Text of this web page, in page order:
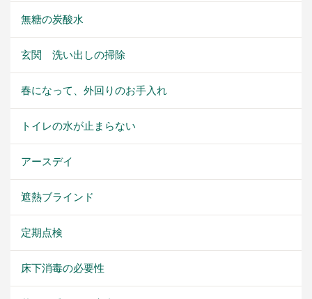
無糖の炭酸水
玄関 洗い出しの掃除
春になって、外回りのお手入れ
トイレの水が止まらない
アースデイ
遮熱ブラインド
定期点検
床下消毒の必要性